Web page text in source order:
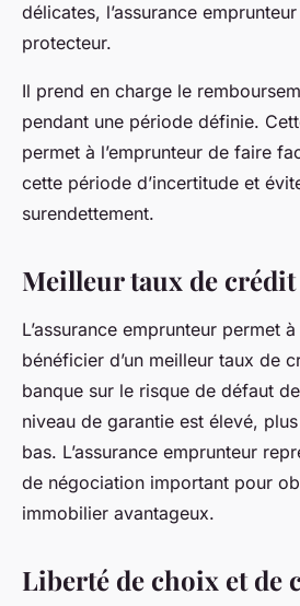
délicates, l’assurance
protecteur.
Il prend en charge le
pendant une période définie.
permet à l’emprunteur de faire
cette période d’incertitude et
surendettement.
Meilleur taux de crédit
L’assurance emprunteur permet
bénéficier d’un meilleur taux de
banque sur le risque de défaut
niveau de garantie est élevé,
bas. L’assurance emprunteur
de négociation important pour
immobilier avantageux.
Liberté de choix et de